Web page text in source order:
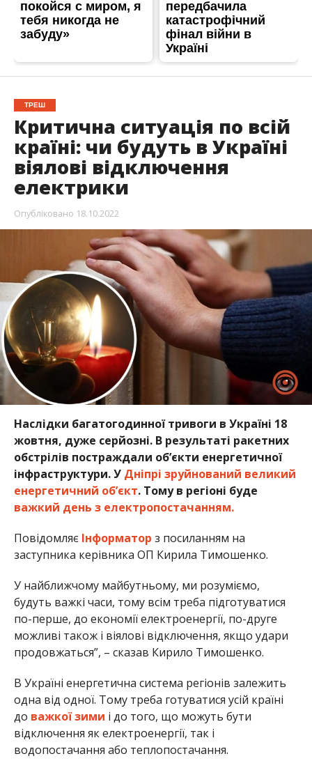
ТРЕШ
Критична ситуація по всій
країні: чи будуть в Україні
віялові відключення
електрики
Опубліковано 18.10.2022
Наслідки багатогодинної тривоги в Україні 18
жовтня, дуже серйозні. В результаті ракетних
обстрілів постраждали об’єкти енергетичної
інфраструктури. У Дніпрі зруйнований великий
енергетичний об’єкт. Тому в регіоні буде
важкий день з електропостачанням.
Повідомляє Інформатор з посиланням на
заступника керівника ОП Кирила Тимошенко.
У найближчому майбутньому, ми розуміємо,
будуть важкі часи, тому всім треба підготуватися
по-перше, до економії електроенергії, по-друге
можливі також і віялові відключення, якщо удари
продовжаться”, – сказав Кирило Тимошенко.
В Україні енергетична система регіонів залежить
одна від одної. Тому треба готуватися усій країні
до важкої зими і до того, що можуть бути
відключення як електроенергії, так і
водопостачання або теплопостачання.